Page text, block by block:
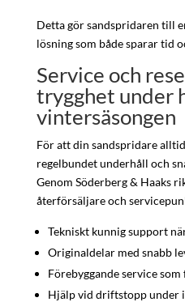
Detta gör sandspridaren till
lösning som både sparar tid
Service och
trygghet under
vintersäsongen
För att din sandspridare
regelbundet underhåll och
Genom Söderberg & Haaks
återförsäljare och
Tekniskt kunnig support
Originaldelar med snabb
Förebyggande service
Hjälp vid driftstopp under